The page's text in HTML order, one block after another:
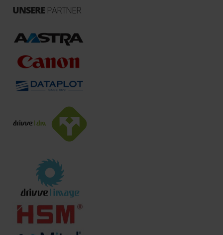
UNSERE PARTNER